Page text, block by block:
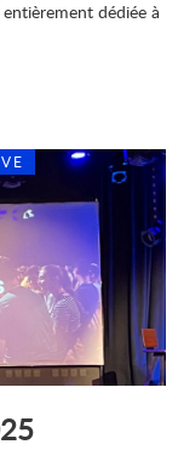
dédiée à